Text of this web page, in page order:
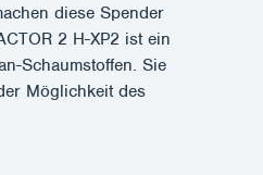
diese Spender
2 H-XP2 ist ein
Schaumstoffen. Sie
Möglichkeit des